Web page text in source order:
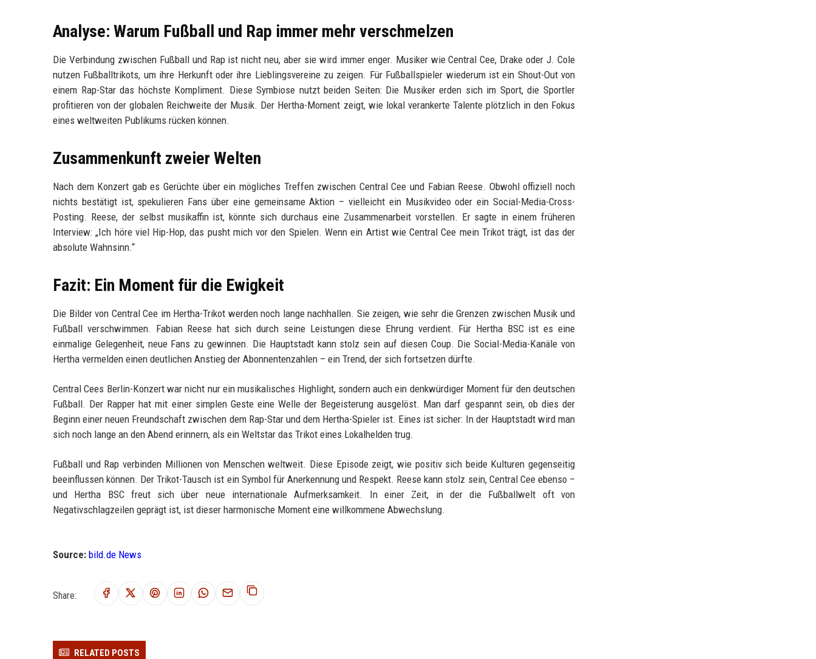
Analyse: Warum Fußball und Rap immer mehr verschmelzen
Die Verbindung zwischen Fußball und Rap ist nicht neu, aber sie wird immer enger. Musiker wie Central Cee, Drake oder J. Cole
nutzen Fußballtrikots, um ihre Herkunft oder ihre Lieblingsvereine zu zeigen. Für Fußballspieler wiederum ist ein Shout-Out von
einem Rap-Star das höchste Kompliment. Diese Symbiose nutzt beiden Seiten: Die Musiker erden sich im Sport, die Sportler
profitieren von der globalen Reichweite der Musik. Der Hertha-Moment zeigt, wie lokal verankerte Talente plötzlich in den Fokus
eines weltweiten Publikums rücken können.
Zusammenkunft zweier Welten
Nach dem Konzert gab es Gerüchte über ein mögliches Treffen zwischen Central Cee und Fabian Reese. Obwohl offiziell noch
nichts bestätigt ist, spekulieren Fans über eine gemeinsame Aktion – vielleicht ein Musikvideo oder ein Social-Media-Cross-
Posting. Reese, der selbst musikaffin ist, könnte sich durchaus eine Zusammenarbeit vorstellen. Er sagte in einem früheren
Interview: „Ich höre viel Hip-Hop, das pusht mich vor den Spielen. Wenn ein Artist wie Central Cee mein Trikot trägt, ist das der
absolute Wahnsinn.“
Fazit: Ein Moment für die Ewigkeit
Die Bilder von Central Cee im Hertha-Trikot werden noch lange nachhallen. Sie zeigen, wie sehr die Grenzen zwischen Musik und
Fußball verschwimmen. Fabian Reese hat sich durch seine Leistungen diese Ehrung verdient. Für Hertha BSC ist es eine
einmalige Gelegenheit, neue Fans zu gewinnen. Die Hauptstadt kann stolz sein auf diesen Coup. Die Social-Media-Kanäle von
Hertha vermelden einen deutlichen Anstieg der Abonnentenzahlen – ein Trend, der sich fortsetzen dürfte.
Central Cees Berlin-Konzert war nicht nur ein musikalisches Highlight, sondern auch ein denkwürdiger Moment für den deutschen
Fußball. Der Rapper hat mit einer simplen Geste eine Welle der Begeisterung ausgelöst. Man darf gespannt sein, ob dies der
Beginn einer neuen Freundschaft zwischen dem Rap-Star und dem Hertha-Spieler ist. Eines ist sicher: In der Hauptstadt wird man
sich noch lange an den Abend erinnern, als ein Weltstar das Trikot eines Lokalhelden trug.
Fußball und Rap verbinden Millionen von Menschen weltweit. Diese Episode zeigt, wie positiv sich beide Kulturen gegenseitig
beeinflussen können. Der Trikot-Tausch ist ein Symbol für Anerkennung und Respekt. Reese kann stolz sein, Central Cee ebenso –
und Hertha BSC freut sich über neue internationale Aufmerksamkeit. In einer Zeit, in der die Fußballwelt oft von
Negativschlagzeilen geprägt ist, ist dieser harmonische Moment eine willkommene Abwechslung.
Source: bild.de News
Share:
RELATED POSTS